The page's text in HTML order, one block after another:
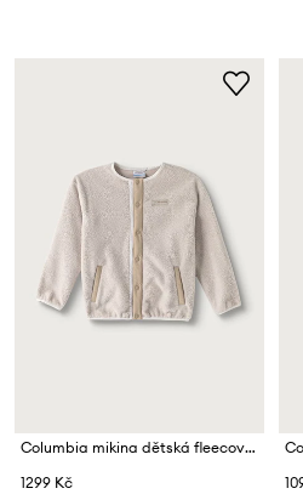
Columbia mikina dětská fleecová Helvetia
1299 Kč